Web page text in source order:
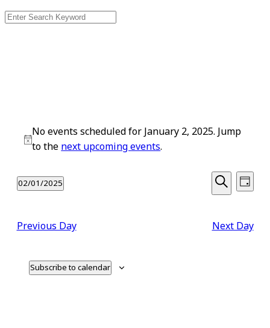
Search
Events
for
2,
Notice
No events scheduled for January 2, 2025. Jump
to thenext upcoming events.
Events
and
Search
Day
02/01/2025
Previous Day
Next Day
Subscribe to calendar